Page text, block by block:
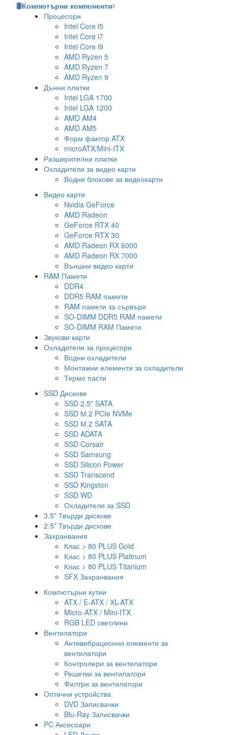
Компютърни компоненти
Процесори
Intel Core i5
Intel Core i7
Intel Core i9
AMD Ryzen 5
AMD Ryzen 7
AMD Ryzen 9
Дънни платки
Intel LGA 1700
Intel LGA 1200
AMD AM4
AMD AM5
Форм фактор ATX
microATX/Mini-ITX
Разширителни платки
Охладители за видео карти
Водни блокове за видеокарти
Видео карти
Nvidia GeForce
AMD Radeon
GeForce RTX 40
GeForce RTX 30
AMD Radeon RX 6000
AMD Radeon RX 7000
Външни видео карти
RAM Памети
DDR4
DDR5 RAM памети
RAM памети за сървъри
SO-DIMM DDR5 RAM памети
SO-DIMM RAM Памети
Звукови карти
Охладители за процесори
Водни охладители
Монтажни елементи за охладители
Термо пасти
SSD Дискове
SSD 2.5" SATA
SSD М.2 PCIe NVMe
SSD М.2 SATA
SSD ADATA
SSD Corsair
SSD Samsung
SSD Silicon Power
SSD Transcend
SSD Kingston
SSD WD
Охладители за SSD
3.5" Твърди дискове
2.5" Твърди дискове
Захранвания
Клас > 80 PLUS Gold
Клас > 80 PLUS Platinum
Клас > 80 PLUS Titanium
SFX Захранвания
Компютърни кутии
ATX / E-ATX / XL-ATX
Micro-ATX / Mini-ITX
RGB LED светлини
Вентилатори
Антивибрационни елементи за
вентилатори
Контролери за вентилатори
Решетки за вентилатори
Филтри за вентилатори
Оптични устройства
DVD Записвачки
Blu-Ray Записвачки
PC Аксесоари